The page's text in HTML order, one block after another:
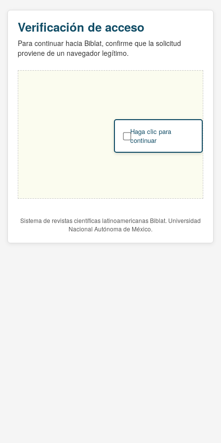
Verificación de acceso
Para continuar hacia Biblat, confirme que la solicitud
proviene de un navegador legítimo.
Haga clic para
continuar
Sistema de revistas científicas latinoamericanas Biblat. Universidad
Nacional Autónoma de México.